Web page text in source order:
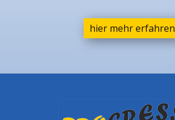
hier mehr erfahren